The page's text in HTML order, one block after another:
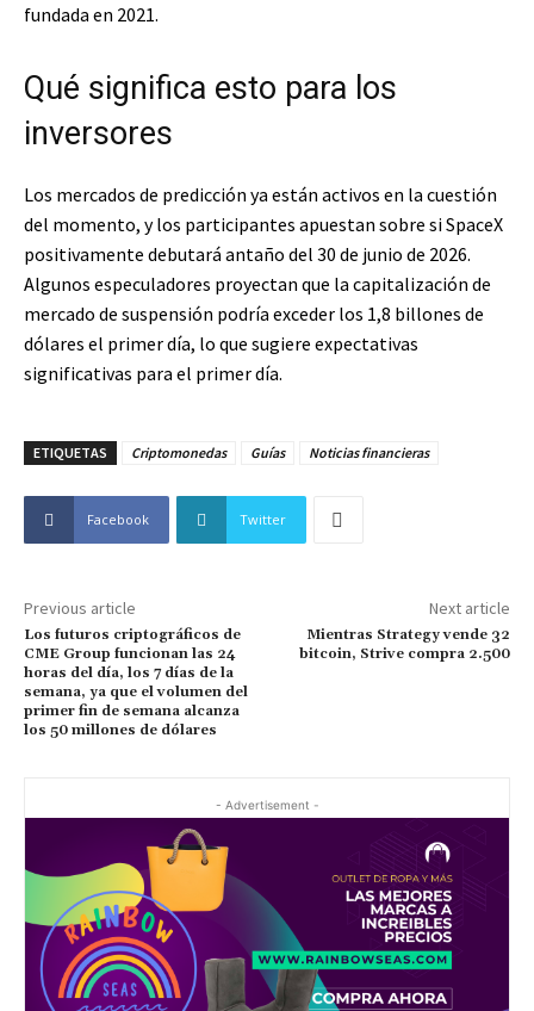
fundada en 2021.
Qué significa esto para los
inversores
Los mercados de predicción ya están activos en la cuestión
del momento, y los participantes apuestan sobre si SpaceX
positivamente debutará antaño del 30 de junio de 2026.
Algunos especuladores proyectan que la capitalización de
mercado de suspensión podría exceder los 1,8 billones de
dólares el primer día, lo que sugiere expectativas
significativas para el primer día.
ETIQUETAS Criptomonedas Guías Noticias financieras
Facebook Twitter
Previous article
Los futuros criptográficos de
CME Group funcionan las 24
horas del día, los 7 días de la
semana, ya que el volumen del
primer fin de semana alcanza
los 50 millones de dólares
Next article
Mientras Strategy vende 32
bitcoin, Strive compra 2.500
- Advertisement -